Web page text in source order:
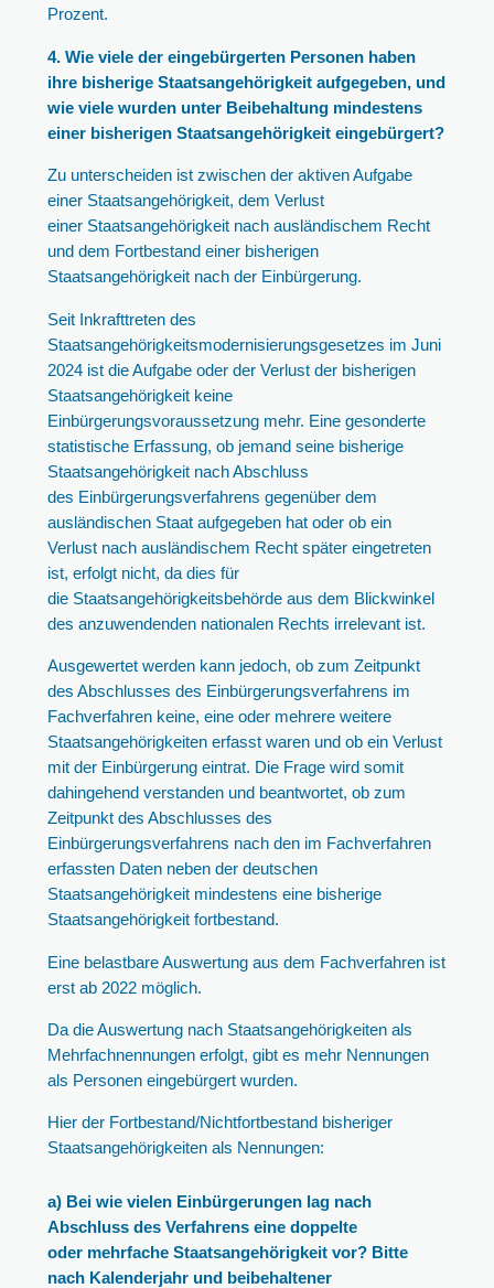
Prozent.
4. Wie viele der eingebürgerten Personen haben
ihre bisherige Staatsangehörigkeit aufgegeben, und
wie viele wurden unter Beibehaltung mindestens
einer bisherigen Staatsangehörigkeit eingebürgert?
Zu unterscheiden ist zwischen der aktiven Aufgabe
einer Staatsangehörigkeit, dem Verlust
einer Staatsangehörigkeit nach ausländischem Recht
und dem Fortbestand einer bisherigen
Staatsangehörigkeit nach der Einbürgerung.
Seit Inkrafttreten des
Staatsangehörigkeitsmodernisierungsgesetzes im Juni
2024 ist die Aufgabe oder der Verlust der bisherigen
Staatsangehörigkeit keine
Einbürgerungsvoraussetzung mehr. Eine gesonderte
statistische Erfassung, ob jemand seine bisherige
Staatsangehörigkeit nach Abschluss
des Einbürgerungsverfahrens gegenüber dem
ausländischen Staat aufgegeben hat oder ob ein
Verlust nach ausländischem Recht später eingetreten
ist, erfolgt nicht, da dies für
die Staatsangehörigkeitsbehörde aus dem Blickwinkel
des anzuwendenden nationalen Rechts irrelevant ist.
Ausgewertet werden kann jedoch, ob zum Zeitpunkt
des Abschlusses des Einbürgerungsverfahrens im
Fachverfahren keine, eine oder mehrere weitere
Staatsangehörigkeiten erfasst waren und ob ein Verlust
mit der Einbürgerung eintrat. Die Frage wird somit
dahingehend verstanden und beantwortet, ob zum
Zeitpunkt des Abschlusses des
Einbürgerungsverfahrens nach den im Fachverfahren
erfassten Daten neben der deutschen
Staatsangehörigkeit mindestens eine bisherige
Staatsangehörigkeit fortbestand.
Eine belastbare Auswertung aus dem Fachverfahren ist
erst ab 2022 möglich.
Da die Auswertung nach Staatsangehörigkeiten als
Mehrfachnennungen erfolgt, gibt es mehr Nennungen
als Personen eingebürgert wurden.
Hier der Fortbestand/Nichtfortbestand bisheriger
Staatsangehörigkeiten als Nennungen:
a) Bei wie vielen Einbürgerungen lag nach
Abschluss des Verfahrens eine doppelte
oder mehrfache Staatsangehörigkeit vor? Bitte
nach Kalenderjahr und beibehaltener